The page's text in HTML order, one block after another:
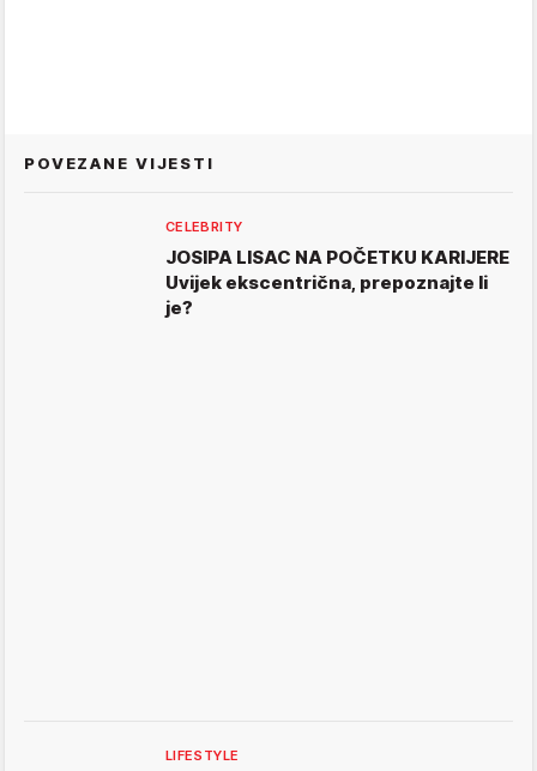
POVEZANE VIJESTI
CELEBRITY
JOSIPA LISAC NA POČETKU KARIJERE
Uvijek ekscentrična, prepoznajte li
je?
LIFESTYLE